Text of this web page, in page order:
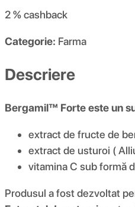
2 %cashback
Categorie: Farma
Descriere
Bergamil™ Forte este un
extract de fructe de
extract de usturoi (
vitamina C sub formă
Produsul a fost dezvoltat